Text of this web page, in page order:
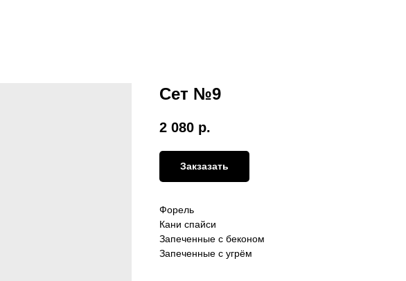
Сет №9
2 080 р.
Закзазать
Форель
Кани спайси
Запеченные с беконом
Запеченные с угрём